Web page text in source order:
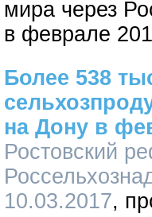
мира через
в феврале
Более 538
на Дону в
Ростовский
10.03.2017